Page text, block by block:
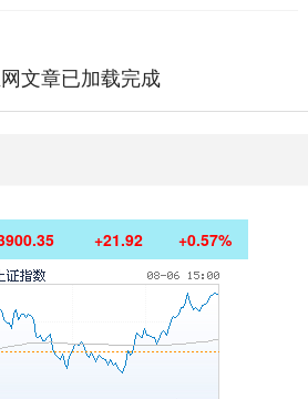
文章已加载完成
+21.92 +0.57%